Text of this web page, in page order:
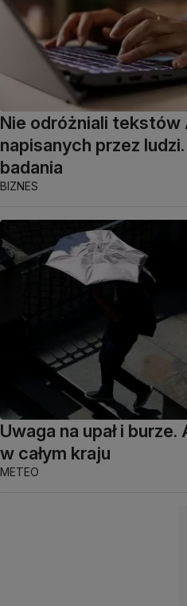
Nie odróżniali tekstów
napisanych przez
badania
BIZNES
Uwaga na upał i
w całym kraju
METEO